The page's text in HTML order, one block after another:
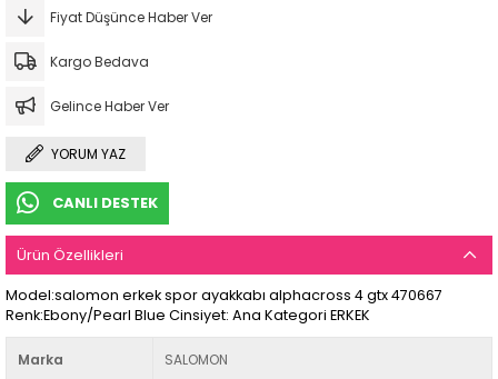
Fiyat Düşünce Haber Ver
Kargo Bedava
Gelince Haber Ver
YORUM YAZ
CANLI DESTEK
Ürün Özellikleri
Model:salomon erkek spor ayakkabı alphacross 4 gtx 470667
Renk:Ebony/Pearl Blue Cinsiyet: Ana Kategori ERKEK
Marka SALOMON